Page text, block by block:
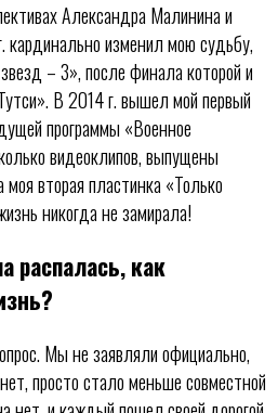
Александра Малинина и
кардинально изменил мою судьбу,
– 3», после финала которой и
В 2014 г. вышел мой первый
программы «Военное
видеоклипов, выпущены
вторая пластинка «Только
никогда не замирала!
распалась, как
Мы не заявляли официально,
просто стало меньше совместной